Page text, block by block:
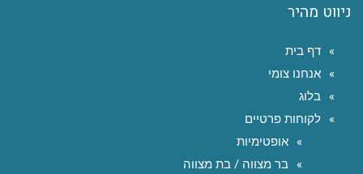
ניווט מהיר
דף בית
אנחנו צומי
בלוג
לקוחות פרטיים
אופטימיות
בר מצווה / בת מצווה